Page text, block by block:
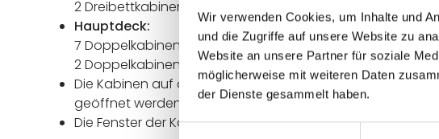
Wir verwenden Cookies, um Inhalte und
und die Zugriffe auf unsere Website zu
Website an unsere Partner für soziale
möglicherweise mit weiteren Daten
der Dienste gesammelt haben.
Einwilligungsauswahl
2 Dreibettkabinen mit französischem Bett sowie 3. Bett
Hauptdeck:
7 Doppelkabinen mit Einzelbetten
2 Doppelkabinen mit französischem Bett
Die Kabinen auf dem Unterdeck haben Bullaugen und
geöffnet werden
Die Fenster der Kabinen auf dem Hauptdeck können